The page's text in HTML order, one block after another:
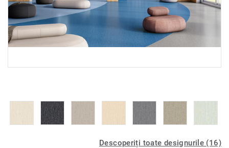
Descoperiți toate designurile (16)